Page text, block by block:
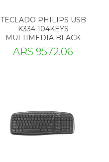
TECLADO PHILIPS USB
K334 104KEYS
MULTIMEDIA BLACK
ARS 9572.06